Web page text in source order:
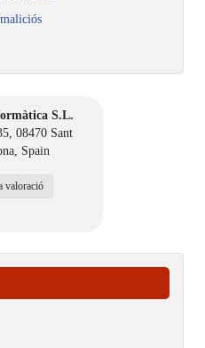
S.L.
08470 Sant
Spain
valoració